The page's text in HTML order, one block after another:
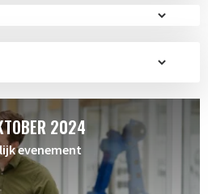
2024
evenement